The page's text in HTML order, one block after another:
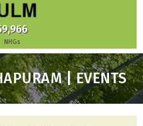
30,291
Skilling
| EVENTS